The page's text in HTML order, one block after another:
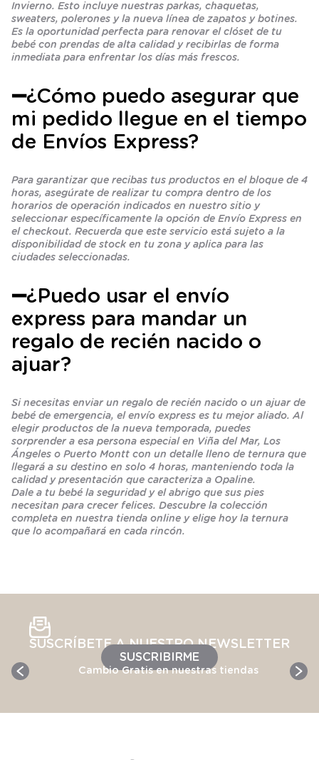
Invierno. Esto incluye nuestras parkas, chaquetas,
sweaters, polerones y la nueva línea de zapatos y botines.
Es la oportunidad perfecta para renovar el clóset de tu
bebé con prendas de alta calidad y recibirlas de forma
inmediata para enfrentar los días más frescos.
➖¿Cómo puedo asegurar que
mi pedido llegue en el tiempo
de Envíos Express?
Para garantizar que recibas tus productos en el bloque de 4
horas, asegúrate de realizar tu compra dentro de los
horarios de operación indicados en nuestro sitio y
seleccionar específicamente la opción de Envío Express en
el checkout. Recuerda que este servicio está sujeto a la
disponibilidad de stock en tu zona y aplica para las
ciudades seleccionadas.
➖¿Puedo usar el envío
express para mandar un
regalo de recién nacido o
ajuar?
Si necesitas enviar un regalo de recién nacido o un ajuar de
bebé de emergencia, el envío express es tu mejor aliado. Al
elegir productos de la nueva temporada, puedes
sorprender a esa persona especial en Viña del Mar, Los
Ángeles o Puerto Montt con un detalle lleno de ternura que
llegará a su destino en solo 4 horas, manteniendo toda la
calidad y presentación que caracteriza a Opaline.
Dale a tu bebé la seguridad y el abrigo que sus pies
necesitan para crecer felices. Descubre la colección
completa en nuestra tienda online y elige hoy la ternura
que lo acompañará en cada rincón.
SUSCRÍBETE A NUESTRO NEWSLETTER
SUSCRIBIRME
Cambio Gratis en nuestras tiendas